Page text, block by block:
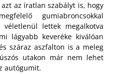
az íratlan szabályt is, hogy
gumiabroncsokkal
véletlenül lettek megalkotva
lágyabb keveréke kiválóan
száraz aszfalton is a meleg
utakon már nem lehet
autógumit.